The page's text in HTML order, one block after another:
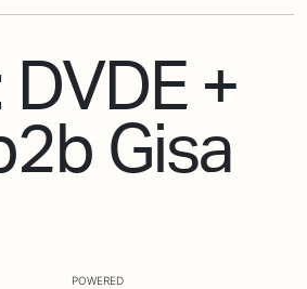
DVDE +
Gisa
POWERED